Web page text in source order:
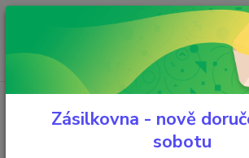
Minimální hodnota objednávky je 200 kč. Při
požadována platba předem na
+420 737 737 037
(Po-Pá, 9-18 hod.)
Zásilkovna - nově
sobotu